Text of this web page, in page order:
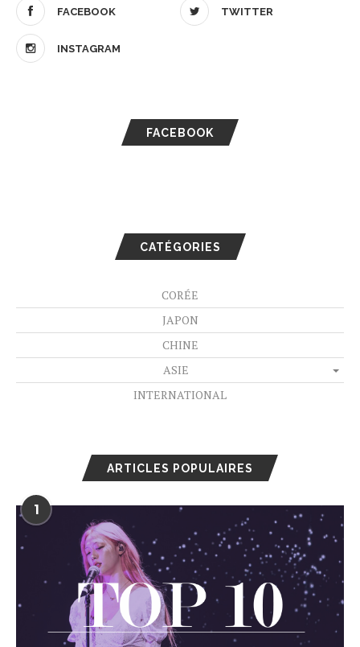
FACEBOOK TWITTER
INSTAGRAM
FACEBOOK
CATÉGORIES
CORÉE
JAPON
CHINE
ASIE
INTERNATIONAL
ARTICLES POPULAIRES
1